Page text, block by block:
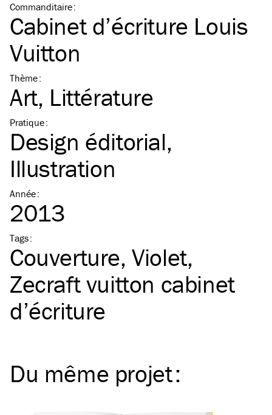
Commanditaire:
Cabinet d’écriture Louis
Vuitton
Thème:
Art Littérature
Pratique:
Design éditorial
Illustration
Année:
2013
Tags:
Couverture Violet
Zecraft vuitton cabinet
d’écriture
Du même projet: